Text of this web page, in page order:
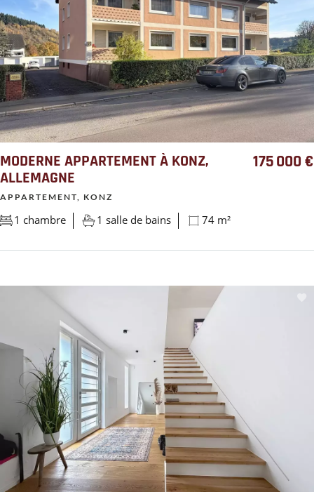
MODERNE APPARTEMENT À KONZ,
ALLEMAGNE
175 000 €
APPARTEMENT, KONZ
1 chambre 1 salle de bains 74 m²